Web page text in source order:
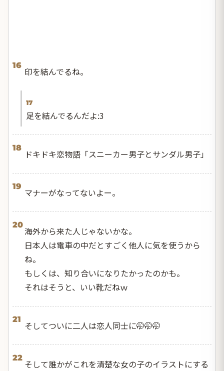
16
印を結んでるね。
17
足を結んでるんだよ:3
18
ドキドキ恋物語「スニーカー男子とサンダル男子」
19
マナーがなってないよー。
20
海外から来た人じゃないかな。
日本人は電車の中だとすごく他人に気を使うから
ね。
もしくは、知り合いになりたかったのかも。
それはそうと、いい靴だねｗ
21
そしてついに二人は恋人同士に🤭🤭🤭
22
そして誰かがこれを清楚な女の子のイラストにする